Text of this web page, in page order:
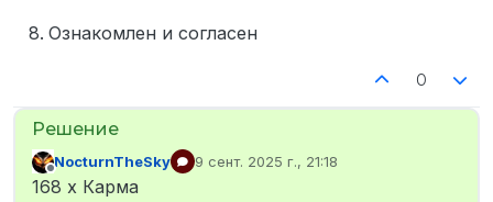
Ознакомлен и согласен
0
Не в сети
NocturnTheSky 9 сент. 2025 г., 21:18
отредактировано
168 х Карма